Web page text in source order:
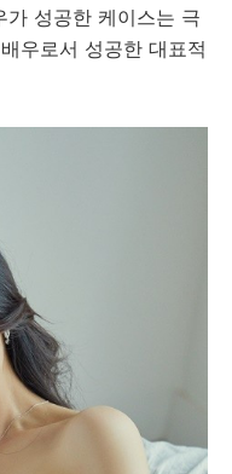
가 성공한 케이스는 극
우로서 성공한 대표적